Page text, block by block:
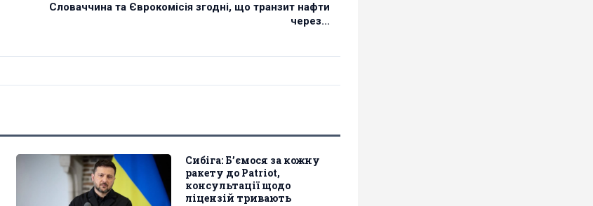
Словаччина та Єврокомісія згодні, що транзит нафти
через...
Сибіга: Б’ємося за кожну
ракету до Patriot,
консультації щодо
ліцензій тривають